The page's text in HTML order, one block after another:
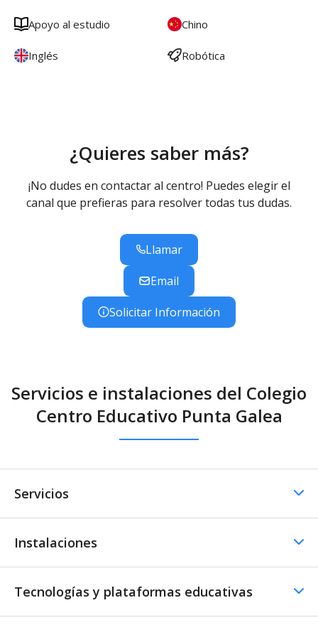
Apoyo al estudio Chino
Inglés Robótica
¿Quieres saber más?
¡No dudes en contactar al centro! Puedes elegir el
canal que prefieras para resolver todas tus dudas.
Llamar
Email
Solicitar Información
Servicios e instalaciones del Colegio
Centro Educativo Punta Galea
Servicios
Comedor - Cocina propia
Menús especiales
Nutricionistas
Instalaciones
Instalaciones Deportivas
Tecnologías y plataformas educativas